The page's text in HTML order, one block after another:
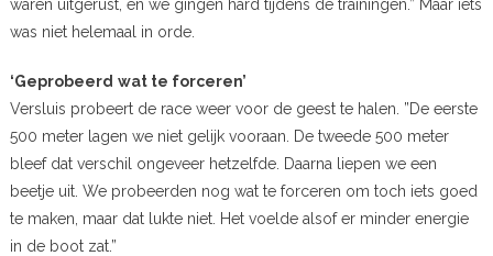
waren uitgerust, en we gingen hard tijdens de trainingen.” Maar iets
was niet helemaal in orde.
‘Geprobeerd wat te forceren’
Versluis probeert de race weer voor de geest te halen. ”De eerste
500 meter lagen we niet gelijk vooraan. De tweede 500 meter
bleef dat verschil ongeveer hetzelfde. Daarna liepen we een
beetje uit. We probeerden nog wat te forceren om toch iets goed
te maken, maar dat lukte niet. Het voelde alsof er minder energie
in de boot zat.”